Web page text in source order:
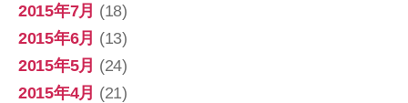
2015年7月 (18)
2015年6月 (13)
2015年5月 (24)
2015年4月 (21)